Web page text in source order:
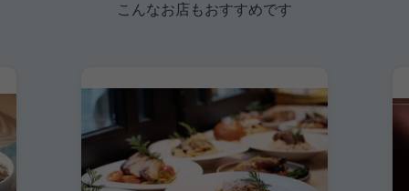
こんなお店もおすすめです